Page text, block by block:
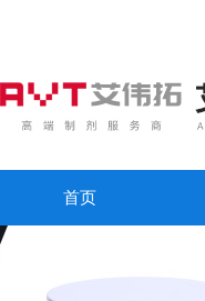
首页